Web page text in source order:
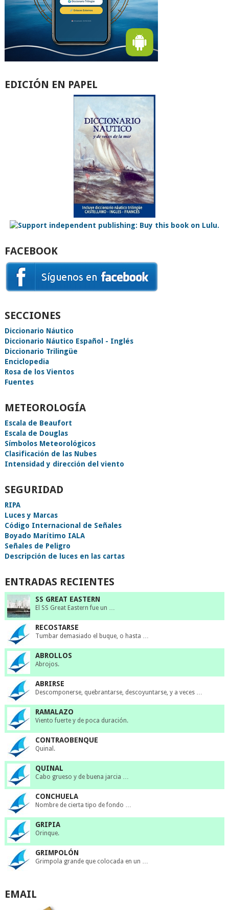
EDICIÓN EN PAPEL
FACEBOOK
SECCIONES
Diccionario Náutico
Diccionario Náutico Español - Inglés
Diccionario Trilingüe
Enciclopedia
Rosa de los Vientos
Fuentes
METEOROLOGÍA
Escala de Beaufort
Escala de Douglas
Símbolos Meteorológicos
Clasificación de las Nubes
Intensidad y dirección del viento
SEGURIDAD
RIPA
Luces y Marcas
Código Internacional de Señales
Boyado Marítimo IALA
Señales de Peligro
Descripción de luces en las cartas
ENTRADAS RECIENTES
SS GREAT EASTERN
El SS Great Eastern fue un …
RECOSTARSE
Tumbar demasiado el buque, o hasta …
ABROLLOS
Abrojos.
ABRIRSE
Descomponerse, quebrantarse, descoyuntarse, y a veces …
RAMALAZO
Viento fuerte y de poca duración.
CONTRAOBENQUE
Quinal.
QUINAL
Cabo grueso y de buena jarcia …
CONCHUELA
Nombre de cierta tipo de fondo …
GRIPIA
Orinque.
GRIMPOLÓN
Grimpola grande que colocada en un …
EMAIL